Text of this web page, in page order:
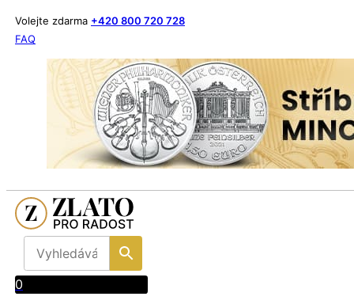
Volejte zdarma +420 800 720 728
FAQ
0